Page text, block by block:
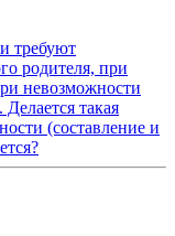
требуют
родителя, при
невозможности
такая
(составление и